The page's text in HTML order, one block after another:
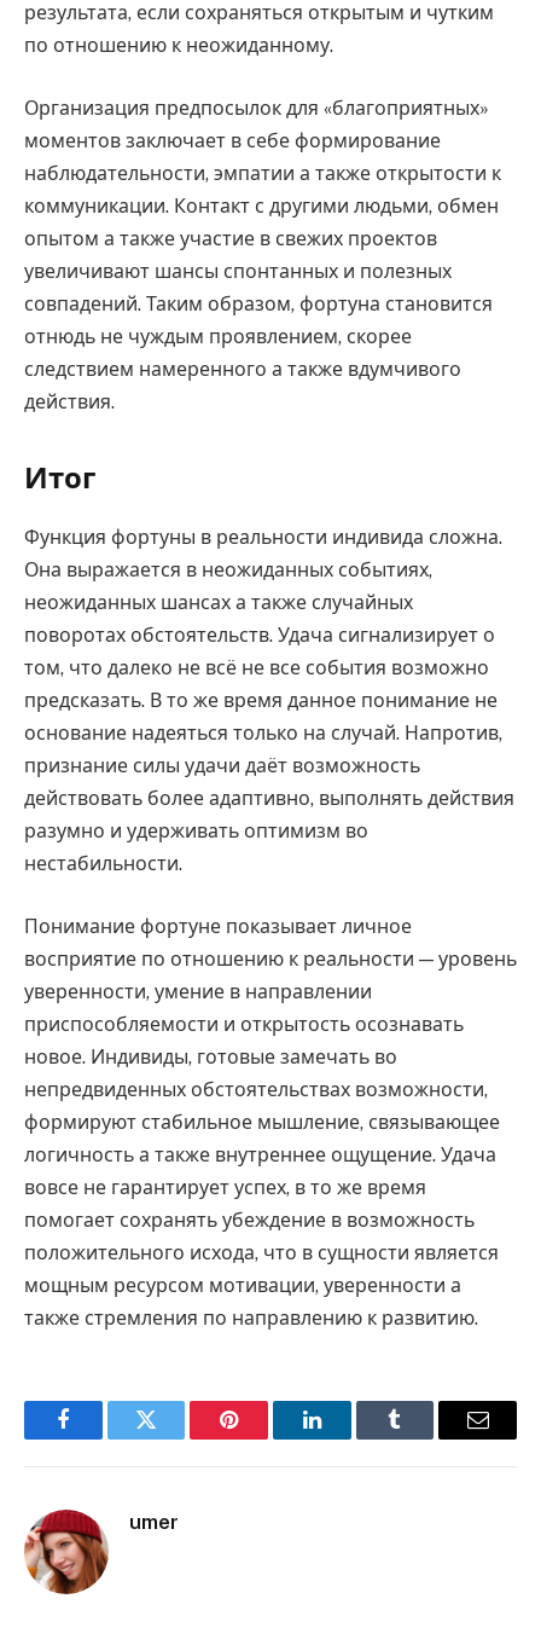
результата, если сохраняться открытым и чутким
по отношению к неожиданному.
Организация предпосылок для «благоприятных»
моментов заключает в себе формирование
наблюдательности, эмпатии а также открытости к
коммуникации. Контакт с другими людьми, обмен
опытом а также участие в свежих проектов
увеличивают шансы спонтанных и полезных
совпадений. Таким образом, фортуна становится
отнюдь не чуждым проявлением, скорее
следствием намеренного а также вдумчивого
действия.
Итог
Функция фортуны в реальности индивида сложна.
Она выражается в неожиданных событиях,
неожиданных шансах а также случайных
поворотах обстоятельств. Удача сигнализирует о
том, что далеко не всё не все события возможно
предсказать. В то же время данное понимание не
основание надеяться только на случай. Напротив,
признание силы удачи даёт возможность
действовать более адаптивно, выполнять действия
разумно и удерживать оптимизм во
нестабильности.
Понимание фортуне показывает личное
восприятие по отношению к реальности — уровень
уверенности, умение в направлении
приспособляемости и открытость осознавать
новое. Индивиды, готовые замечать во
непредвиденных обстоятельствах возможности,
формируют стабильное мышление, связывающее
логичность а также внутреннее ощущение. Удача
вовсе не гарантирует успех, в то же время
помогает сохранять убеждение в возможность
положительного исхода, что в сущности является
мощным ресурсом мотивации, уверенности а
также стремления по направлению к развитию.
FacebookTwitter Pinterest LinkedInTumblr Email
umer